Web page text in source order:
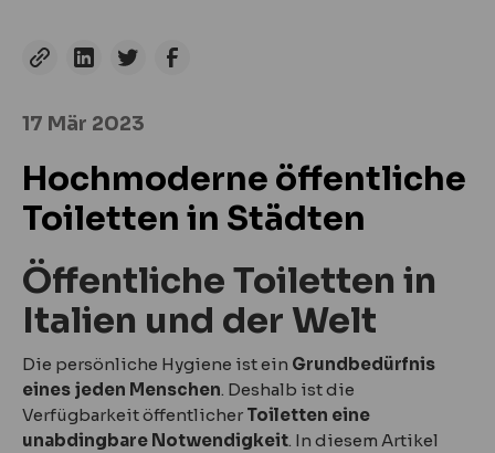
17 Mär 2023
Hochmoderne öffentliche
Toiletten in Städten
Öffentliche Toiletten in
Italien und der Welt
Die persönliche Hygiene ist ein Grundbedürfnis
eines jeden Menschen. Deshalb ist die
Verfügbarkeit öffentlicher Toiletten eine
unabdingbare Notwendigkeit. In diesem Artikel